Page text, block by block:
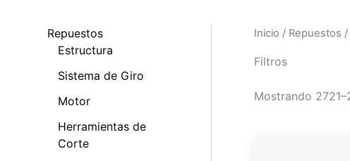
Repuestos
Estructura
Sistema de Giro
Motor
Herramientas de
Corte
Inicio / Repuestos /
Filtros
Mostrando